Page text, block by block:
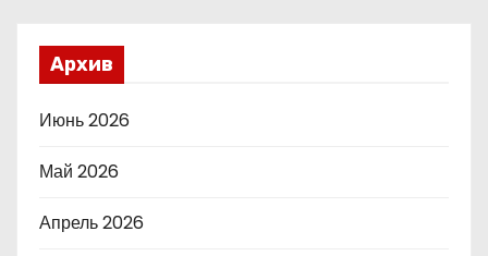
Архив
Июнь 2026
Май 2026
Апрель 2026